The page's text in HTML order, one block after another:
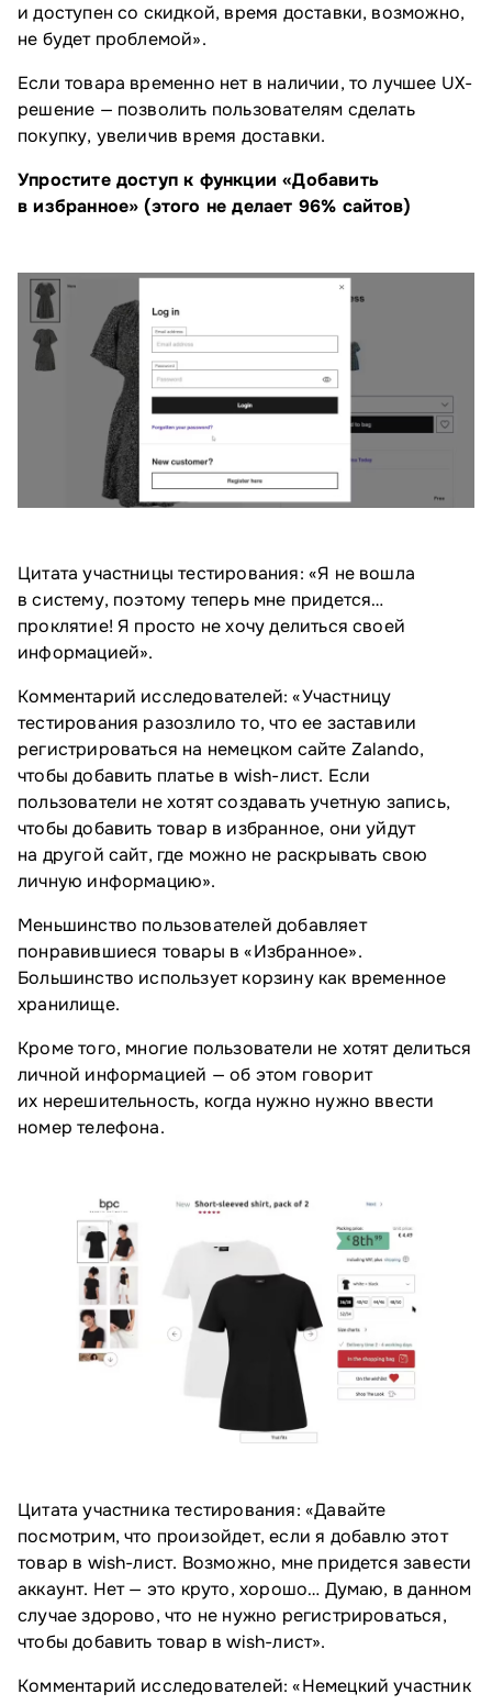
и доступен со скидкой, время доставки, возможно,
не будет проблемой».
Если товара временно нет в наличии, то лучшее UX-
решение — позволить пользователям сделать
покупку, увеличив время доставки.
Упростите доступ к функции «Добавить
в избранное» (этого не делает 96% сайтов)
Цитата участницы тестирования: «Я не вошла
в систему, поэтому теперь мне придется…
проклятие! Я просто не хочу делиться своей
информацией».
Комментарий исследователей: «Участницу
тестирования разозлило то, что ее заставили
регистрироваться на немецком сайте Zalando,
чтобы добавить платье в wish-лист. Если
пользователи не хотят создавать учетную запись,
чтобы добавить товар в избранное, они уйдут
на другой сайт, где можно не раскрывать свою
личную информацию».
Меньшинство пользователей добавляет
понравившиеся товары в «Избранное».
Большинство использует корзину как временное
хранилище.
Кроме того, многие пользователи не хотят делиться
личной информацией — об этом говорит
их нерешительность, когда нужно нужно ввести
номер телефона.
Цитата участника тестирования: «Давайте
посмотрим, что произойдет, если я добавлю этот
товар в wish-лист. Возможно, мне придется завести
аккаунт. Нет — это круто, хорошо… Думаю, в данном
случае здорово, что не нужно регистрироваться,
чтобы добавить товар в wish-лист».
Комментарий исследователей: «Немецкий участник